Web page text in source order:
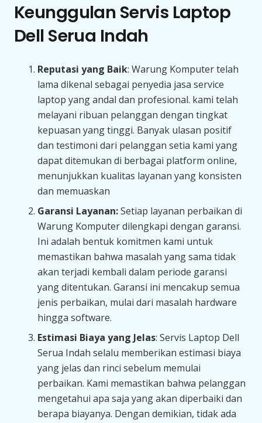
Keunggulan Servis Laptop
Dell Serua Indah
Reputasi yang Baik: Warung Komputer telah
lama dikenal sebagai penyedia jasa service
laptop yang andal dan profesional. kami telah
melayani ribuan pelanggan dengan tingkat
kepuasan yang tinggi. Banyak ulasan positif
dan testimoni dari pelanggan setia kami yang
dapat ditemukan di berbagai platform online,
menunjukkan kualitas layanan yang konsisten
dan memuaskan
Garansi Layanan:Setiap layanan perbaikan di
Warung Komputer dilengkapi dengan garansi.
Ini adalah bentuk komitmen kami untuk
memastikan bahwa masalah yang sama tidak
akan terjadi kembali dalam periode garansi
yang ditentukan. Garansi ini mencakup semua
jenis perbaikan, mulai dari masalah hardware
hingga software.
Estimasi Biaya yang Jelas: Servis Laptop Dell
Serua Indah selalu memberikan estimasi biaya
yang jelas dan rinci sebelum memulai
perbaikan. Kami memastikan bahwa pelanggan
mengetahui apa saja yang akan diperbaiki dan
berapa biayanya. Dengan demikian, tidak ada